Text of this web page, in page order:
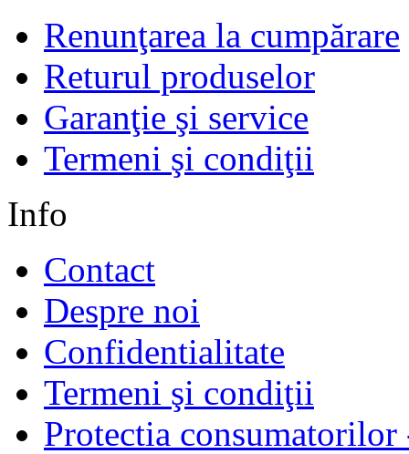
Renunţarea la cumpărare
Returul produselor
Garanţie şi service
Termeni şi condiţii
Info
Contact
Despre noi
Confidentialitate
Termeni şi condiţii
Protectia